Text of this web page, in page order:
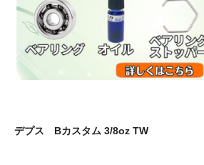
デプス Bカスタム 3/8oz TW